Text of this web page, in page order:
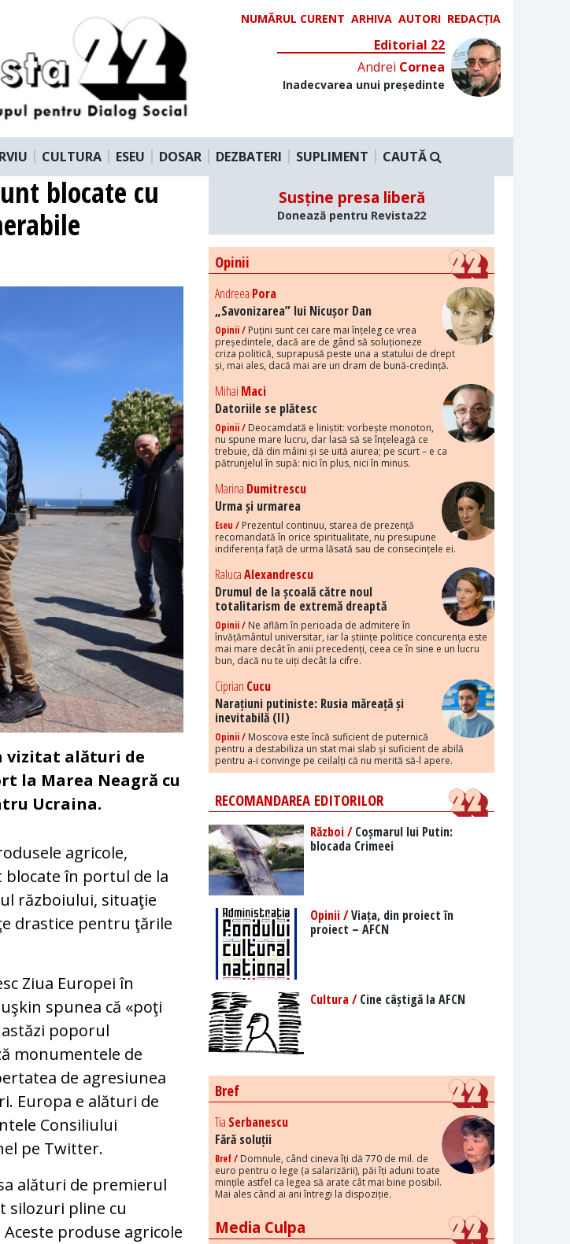
NUMĂRUL CURENT ARHIVA AUTORI REDACȚIA
Editorial 22
Andrei Cornea
Inadecvarea unui președinte
CULTURA ESEU DOSAR DEZBATERI SUPLIMENT CAUTĂ
blocate cu
vizitat alături de
la Marea Neagră cu
Ucraina.
agricole,
blocate în portul de la
războiului, situaţie
drastice pentru ţările
Ziua Europei în
spunea că «poţi
poporul
monumentele de
de agresiunea
Europa e alături de
Consiliului
pe Twitter.
alături de premierul
silozuri pline cu
produse agricole
Susține presa liberă
Donează pentru Revista22
Opinii
Andreea Pora
„Savonizarea” lui Nicușor Dan
Opinii / Puțini sunt cei care mai înțeleg ce vrea
președintele, dacă are de gând să soluționeze
criza politică, suprapusă peste una a statului de drept
și, mai ales, dacă mai are un dram de bună-credință.
Mihai Maci
Datoriile se plătesc
Opinii / Deocamdată e liniștit: vorbește monoton,
nu spune mare lucru, dar lasă să se înțeleagă ce
trebuie, dă din mâini și se uită aiurea; pe scurt – e ca
pătrunjelul în supă: nici în plus, nici în minus.
Marina Dumitrescu
Urma și urmarea
Eseu / Prezentul continuu, starea de prezență
recomandată în orice spiritualitate, nu presupune
indiferența față de urma lăsată sau de consecințele ei.
RalucaAlexandrescu
Drumul de la școală către noul
totalitarism de extremă dreaptă
Opinii / Ne aflăm în perioada de admitere în
învățământul universitar, iar la științe politice concurența este
mai mare decât în anii precedenți, ceea ce în sine e un lucru
bun, dacă nu te uiți decât la cifre.
Ciprian Cucu
Narațiuni putiniste: Rusia măreață și
inevitabilă (II)
Opinii / Moscova este încă suficient de puternică
pentru a destabiliza un stat mai slab și suficient de abilă
pentru a-i convinge pe ceilalți că nu merită să-l apere.
RECOMANDAREA EDITORILOR
Război /Coșmarul lui Putin:
blocada Crimeei
Opinii /Viața, din proiect în
proiect – AFCN
Cultura /Cine câștigă la AFCN
Bref
Tia Serbanescu
Fără soluții
Bref / Domnule, când cineva îți dă 770 de mil. de
euro pentru o lege (a salarizării), păi îți aduni toate
mințile astfel ca legea să arate cât mai bine posibil.
Mai ales când ai ani întregi la dispoziție.
Media Culpa